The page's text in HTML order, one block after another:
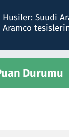
Husiler: Suudi
Aramco
Durumu